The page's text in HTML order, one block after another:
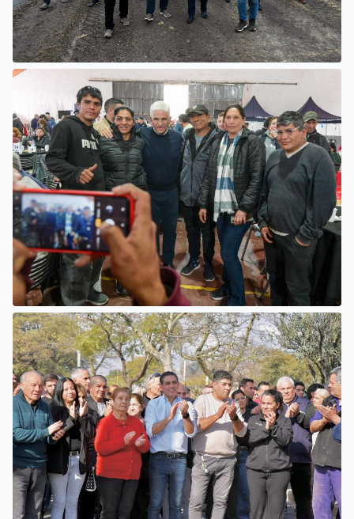
VILLA MERCEDES
SER BEEF INVERTIRÁ 10 MILLONES DE DÓLARES PARA
CONVERTIR RESIDUOS GANADEROS EN ENERGÍA
ELÉCTRICA PARA LA PROVINCIA
SAN LUIS
CONFORMARON LA 2° MESA
SECTORIAL DE PRODUCCIÓN
FRUTIHORTÍCOLA Y
PRODUCCIÓN FAMILIAR